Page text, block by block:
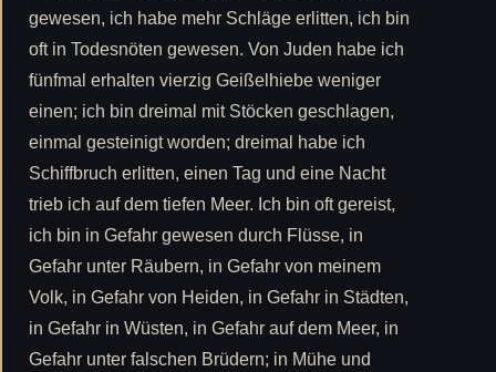
gewesen, ich habe mehr Schläge erlitten, ich bin
oft in Todesnöten gewesen. Von Juden habe ich
fünfmal erhalten vierzig Geißelhiebe weniger
einen; ich bin dreimal mit Stöcken geschlagen,
einmal gesteinigt worden; dreimal habe ich
Schiffbruch erlitten, einen Tag und eine Nacht
trieb ich auf dem tiefen Meer. Ich bin oft gereist,
ich bin in Gefahr gewesen durch Flüsse, in
Gefahr unter Räubern, in Gefahr von meinem
Volk, in Gefahr von Heiden, in Gefahr in Städten,
in Gefahr in Wüsten, in Gefahr auf dem Meer, in
Gefahr unter falschen Brüdern; in Mühe und